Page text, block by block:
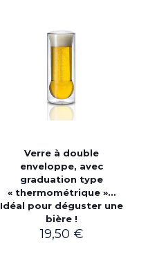
Verre à double
enveloppe, avec
graduation type
« thermométrique »…
Idéal pour déguster une
bière !
19,50 €